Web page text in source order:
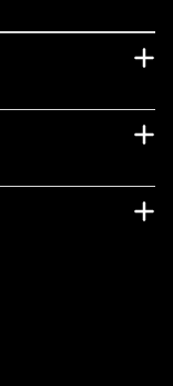
onglet